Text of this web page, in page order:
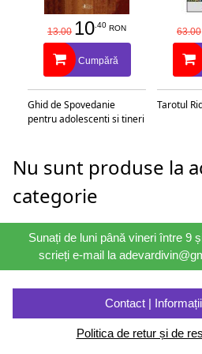
13.00 10.40 RON
Cumpără
Ghid de Spovedanie
pentru adolescenti si tineri
63.00
Tarotul
Nu sunt produse la
categorie
Sunați de luni până vineri între 9
scrieți e-mail la
Contact |
Politica de retur și de